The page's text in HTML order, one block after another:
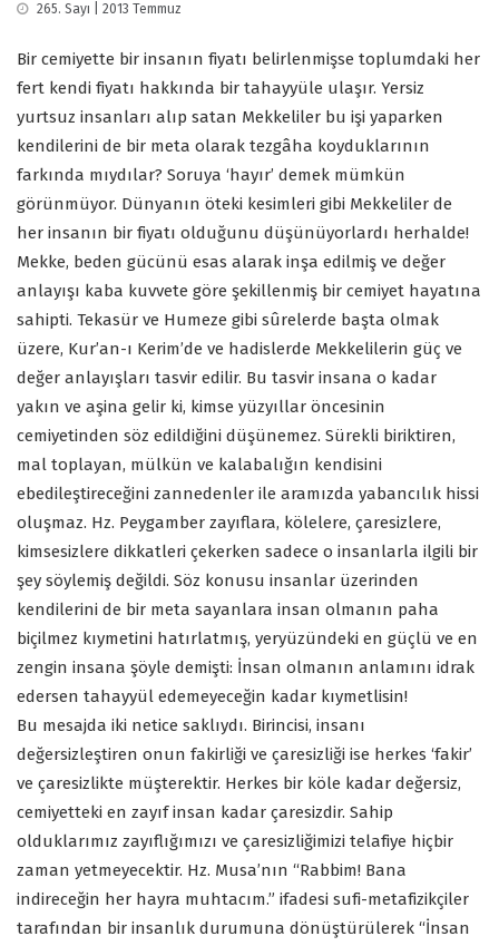
265. Sayı | 2013 Temmuz
Bir cemiyette bir insanın fiyatı belirlenmişse toplumdaki her
fert kendi fiyatı hakkında bir tahayyüle ulaşır. Yersiz
yurtsuz insanları alıp satan Mekkeliler bu işi yaparken
kendilerini de bir meta olarak tezgâha koyduklarının
farkında mıydılar? Soruya ‘hayır’ demek mümkün
görünmüyor. Dünyanın öteki kesimleri gibi Mekkeliler de
her insanın bir fiyatı olduğunu düşünüyorlardı herhalde!
Mekke, beden gücünü esas alarak inşa edilmiş ve değer
anlayışı kaba kuvvete göre şekillenmiş bir cemiyet hayatına
sahipti. Tekasür ve Humeze gibi sûrelerde başta olmak
üzere, Kur’an-ı Kerim’de ve hadislerde Mekkelilerin güç ve
değer anlayışları tasvir edilir. Bu tasvir insana o kadar
yakın ve aşina gelir ki, kimse yüzyıllar öncesinin
cemiyetinden söz edildiğini düşünemez. Sürekli biriktiren,
mal toplayan, mülkün ve kalabalığın kendisini
ebedileştireceğini zannedenler ile aramızda yabancılık hissi
oluşmaz. Hz. Peygamber zayıflara, kölelere, çaresizlere,
kimsesizlere dikkatleri çekerken sadece o insanlarla ilgili bir
şey söylemiş değildi. Söz konusu insanlar üzerinden
kendilerini de bir meta sayanlara insan olmanın paha
biçilmez kıymetini hatırlatmış, yeryüzündeki en güçlü ve en
zengin insana şöyle demişti: İnsan olmanın anlamını idrak
edersen tahayyül edemeyeceğin kadar kıymetlisin!
Bu mesajda iki netice saklıydı. Birincisi, insanı
değersizleştiren onun fakirliği ve çaresizliği ise herkes ‘fakir’
ve çaresizlikte müşterektir. Herkes bir köle kadar değersiz,
cemiyetteki en zayıf insan kadar çaresizdir. Sahip
olduklarımız zayıflığımızı ve çaresizliğimizi telafiye hiçbir
zaman yetmeyecektir. Hz. Musa’nın “Rabbim! Bana
indireceğin her hayra muhtacım.” ifadesi sufi-metafizikçiler
tarafından bir insanlık durumuna dönüştürülerek “İnsan